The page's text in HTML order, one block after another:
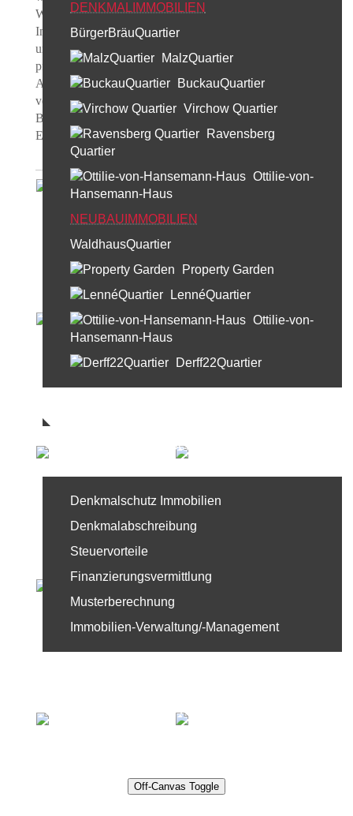
DENKMALIMMOBILIEN
BürgerBräuQuartier
MalzQuartier
BuckauQuartier
Virchow Quartier
Ravensberg
Quartier
Ottilie-von-
Hansemann-Haus
NEUBAUIMMOBILIEN
WaldhausQuartier
Property Garden
LennéQuartier
Ottilie-von-
Hansemann-Haus
Derff22Quartier
Service
Denkmalschutz Immobilien
Denkmalabschreibung
Steuervorteile
Finanzierungsvermittlung
Musterberechnung
Immobilien-Verwaltung/-Management
Presse
Off-Canvas Toggle
Wohnstils. Als willkommene Erweiterung der
Innenräume bieten diese Höfe Wohnkomfort, Ruheort
und eine abwechslungsreiche Alternative zu
pflegeaufwendigen Gärten. Klare geradlinige
Architektur und zeitgemäßer Garten werden miteinander
verbunden. Die neue Wohnanlage bietet seinen
Bewohnern abseits des Straßenverkehrs Ruhe,
Exklusivität und Sicherheit.